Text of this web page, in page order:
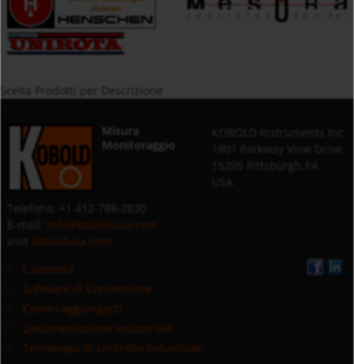
Misura
Monitoraggio
info@koboldusa.com
koboldusa.com
L`azienda
Software di Conversione
Come raggiungerci
Documentazione industriale
Tecnologia di controllo industriale